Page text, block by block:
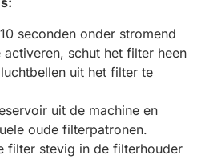
seconden onder stromend
schut het filter heen
uit het filter te
uit de machine en
oude filterpatronen.
filter stevig in de filterhouder